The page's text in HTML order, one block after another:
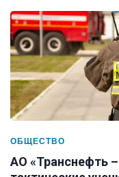
ОБЩЕСТВО
АО «Транснефть